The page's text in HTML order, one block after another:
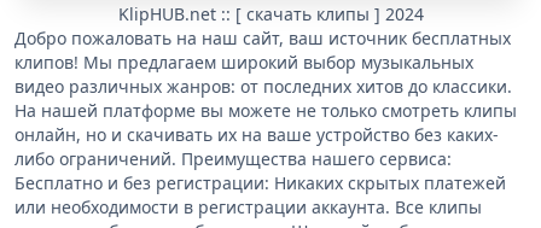
KlipHUB.net :: [ скачать клипы ] 2024
Добро пожаловать на наш сайт, ваш источник бесплатных
клипов! Мы предлагаем широкий выбор музыкальных
видео различных жанров: от последних хитов до классики.
На нашей платформе вы можете не только смотреть клипы
онлайн, но и скачивать их на ваше устройство без каких-
либо ограничений. Преимущества нашего сервиса:
Бесплатно и без регистрации: Никаких скрытых платежей
или необходимости в регистрации аккаунта. Все клипы